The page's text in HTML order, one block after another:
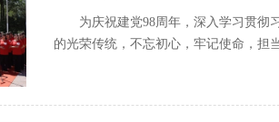
为庆祝建党98周年，深入学习贯彻
的光荣传统，不忘初心，牢记使命，担